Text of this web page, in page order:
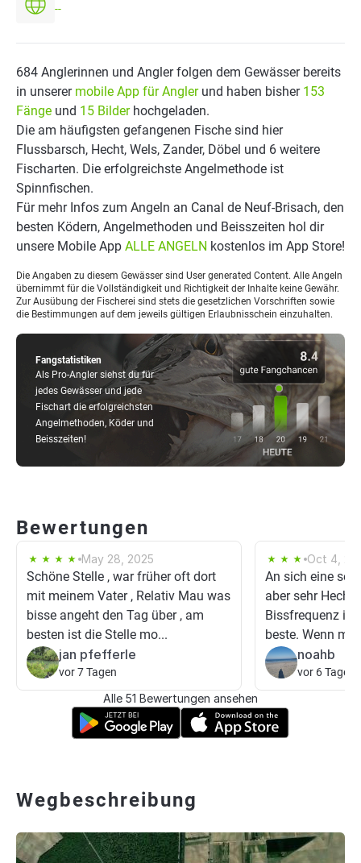
--
Fangstatistiken
Als Pro-Angler siehst du für
jedes Gewässer und jede
Fischart die erfolgreichsten
Angelmethoden, Köder und
Beisszeiten!
684 Anglerinnen und Angler folgen dem Gewässer bereits
in unserer mobile App für Anglerund haben bisher 153
Fänge und 15 Bilderhochgeladen.
Die am häufigsten gefangenen Fische sind hier
Flussbarsch, Hecht, Wels, Zander, Döbel und 6 weitere
Fischarten. Die erfolgreichste Angelmethode ist
Spinnfischen.
Für mehr Infos zum Angeln an Canal de Neuf-Brisach, den
besten Ködern, Angelmethoden und Beisszeiten hol dir
unsere Mobile App ALLE ANGELN kostenlos im App Store!
Die Angaben zu diesem Gewässer sind User generated Content. Alle Angeln
übernimmt für die Vollständigkeit und Richtigkeit der Inhalte keine Gewähr.
Zur Ausübung der Fischerei sind stets die gesetzlichen Vorschriften sowie
die Bestimmungen auf dem jeweils gültigen Erlaubnisschein einzuhalten.
Bewertungen
May 28, 2025
Schöne Stelle , war früher oft dort
mit meinem Vater , Relativ Mau was
bisse angeht den Tag über , am
besten ist die Stelle mo...
jan pfefferle
vor 7 Tagen
Oct 4,
An sich eine
aber sehr Hecht
Bissfrequenz ist
beste. Wenn
noahb
vor 6 Tagen
Alle 51 Bewertungen ansehen
Wegbeschreibung